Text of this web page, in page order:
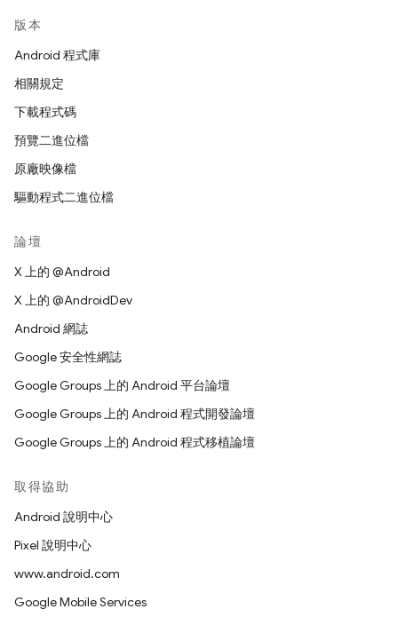
版本
Android 程式庫
相關規定
下載程式碼
預覽二進位檔
原廠映像檔
驅動程式二進位檔
論壇
X 上的 @Android
X 上的 @AndroidDev
Android 網誌
Google 安全性網誌
Google Groups 上的 Android 平台論壇
Google Groups 上的 Android 程式開發論壇
Google Groups 上的 Android 程式移植論壇
取得協助
Android 說明中心
Pixel 說明中心
www.android.com
Google Mobile Services